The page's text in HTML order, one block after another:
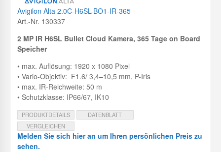
Avigilon Alta 2.0C-H6SL-BO1-IR-365
Art.-Nr. 130337
2 MP IR H6SL Bullet Cloud Kamera, 365 Tage on Board
Speicher
• max. Auflösung: 1920 x 1080 Pixel
• Vario-Objektiv: F1.6/ 3,4–10,5 mm, P-Iris
• max. IR-Reichweite: 50 m
• Schutzklasse: IP66/67, IK10
PRODUKTDETAILS
DATENBLATT
VERGLEICHEN
Melden Sie sich hier an um Ihren persönlichen Preis zu
sehen.